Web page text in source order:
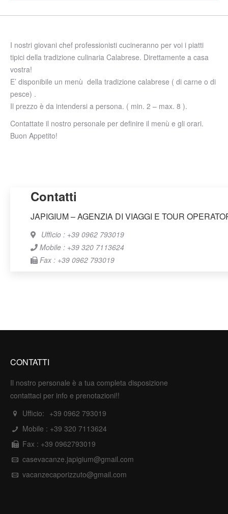
I nostri giovani chef professionisti cucineranno per voi i piatti
tipici della tradizione culinaria Calabrese. Direttamente a casa
vostra!
E’ disponibile un menù della tradizione calabrese ( di carne o di
pesce) .
Il prezzo è da intendersi a persona. ( min. 2 – max. 8 ).
Contattate il nostro personale per definire il menù e gli orari.
Buon Appetito!
Contatti
JAPIGIUM – AGENZIA DI VIAGGI E TOUR
Ufficio : +39 0962 793019
Mobile : +39 320 7113624
Fax : +39 0962 793019
CONTATTI
Il nostro personale è a tua completa disposizione
contattaci per info e prenotazioni!!
Ufficio: +39 0962 793019
Mobile : +39 320 7113624
Fax : +39 0962793019
casevacanze.japigium@gmail.com
vacanzecaporizzuto@gmail.com